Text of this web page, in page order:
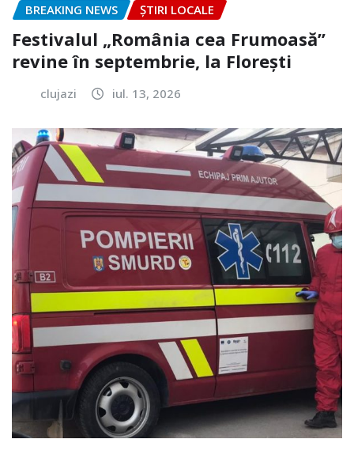
BREAKING NEWS ȘTIRI LOCALE
Festivalul „România cea Frumoasă”
revine în septembrie, la Florești
clujazi iul. 13, 2026